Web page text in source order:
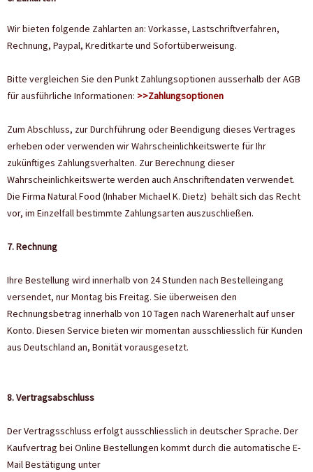
Wir bieten folgende Zahlarten an: Vorkasse, Lastschriftverfahren,
Rechnung, Paypal, Kreditkarte und Sofortüberweisung.
Bitte vergleichen Sie den Punkt Zahlungsoptionen ausserhalb der AGB
für ausführliche Informationen: >>Zahlungsoptionen
Zum Abschluss, zur Durchführung oder Beendigung dieses Vertrages
erheben oder verwenden wir Wahrscheinlichkeitswerte für Ihr
zukünftiges Zahlungsverhalten. Zur Berechnung dieser
Wahrscheinlichkeitswerte werden auch Anschriftendaten verwendet.
Die Firma Natural Food (Inhaber Michael K. Dietz) behält sich das Recht
vor, im Einzelfall bestimmte Zahlungsarten auszuschließen.
7. Rechnung
Ihre Bestellung wird innerhalb von 24 Stunden nach Bestelleingang
versendet, nur Montag bis Freitag. Sie überweisen den
Rechnungsbetrag innerhalb von 10 Tagen nach Warenerhalt auf unser
Konto. Diesen Service bieten wir momentan ausschliesslich für Kunden
aus Deutschland an, Bonität vorausgesetzt.
8. Vertragsabschluss
Der Vertragsschluss erfolgt ausschliesslich in deutscher Sprache. Der
Kaufvertrag bei Online Bestellungen kommt durch die automatische E-
Mail Bestätigung unter